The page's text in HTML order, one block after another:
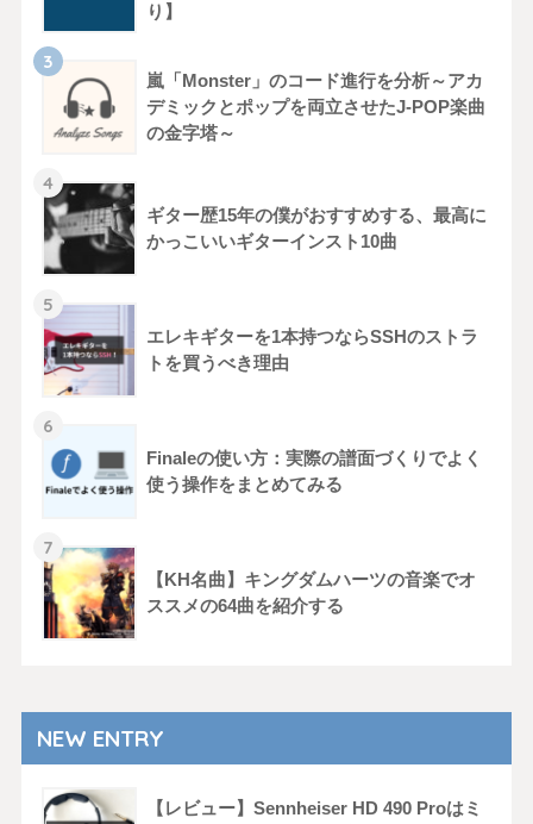
り】
嵐「Monster」のコード進行を分析～アカ
デミックとポップを両立させたJ-POP楽曲
の金字塔～
ギター歴15年の僕がおすすめする、最高に
かっこいいギターインスト10曲
エレキギターを1本持つならSSHのストラ
トを買うべき理由
Finaleの使い方：実際の譜面づくりでよく
使う操作をまとめてみる
【KH名曲】キングダムハーツの音楽でオ
ススメの64曲を紹介する
NEW ENTRY
【レビュー】Sennheiser HD 490 Proはミ